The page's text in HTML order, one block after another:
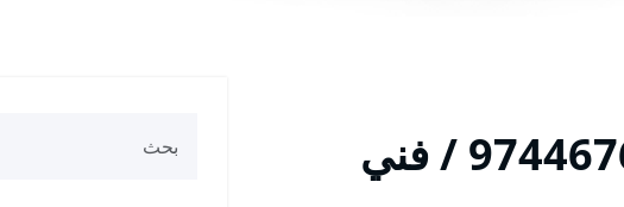
كهربائي شاليهات الدوحة / 97446767 / فني